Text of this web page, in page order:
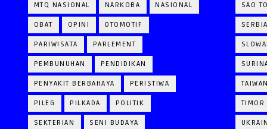
MTQ NASIONAL NARKOBA NASIONAL
OBAT OPINI OTOMOTIF
PARIWISATA PARLEMENT
PEMBUNUHAN PENDIDIKAN
PENYAKIT BERBAHAYA PERISTIWA
PILEG PILKADA POLITIK
SEKTERIAN SENI BUDAYA
SAO
TIMOR